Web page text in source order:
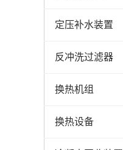
定压补水装置
反冲洗过滤器
换热机组
换热设备